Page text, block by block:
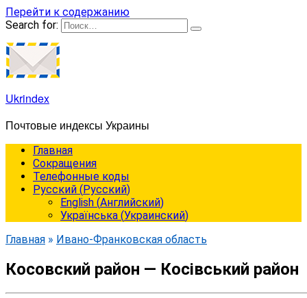
Перейти к содержанию
Search for:
Ukrindex
Почтовые индексы Украины
Главная
Сокращения
Телефонные коды
Русский (Русский)
English (Английский)
Українська (Украинский)
Главная » Ивано-Франковская область
Косовский район — Косівський район